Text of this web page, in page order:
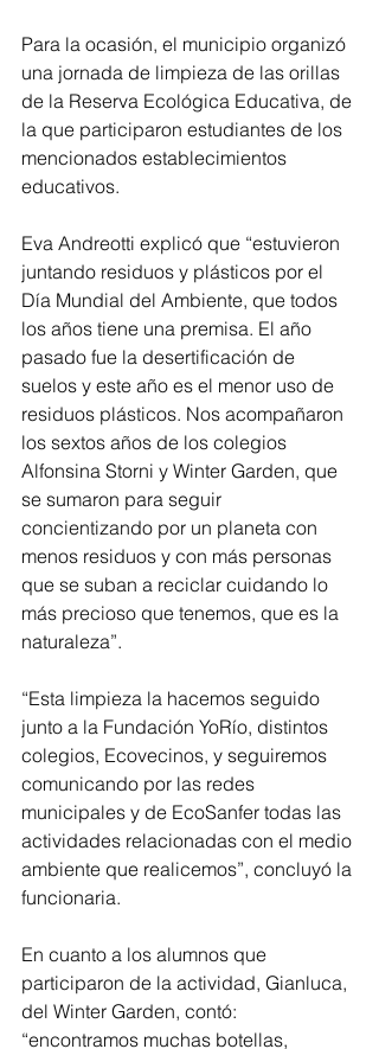
Para la ocasión, el municipio organizó
una jornada de limpieza de las orillas
de la Reserva Ecológica Educativa, de
la que participaron estudiantes de los
mencionados establecimientos
educativos.
Eva Andreotti explicó que “estuvieron
juntando residuos y plásticos por el
Día Mundial del Ambiente, que todos
los años tiene una premisa. El año
pasado fue la desertificación de
suelos y este año es el menor uso de
residuos plásticos. Nos acompañaron
los sextos años de los colegios
Alfonsina Storni y Winter Garden, que
se sumaron para seguir
concientizando por un planeta con
menos residuos y con más personas
que se suban a reciclar cuidando lo
más precioso que tenemos, que es la
naturaleza”.
“Esta limpieza la hacemos seguido
junto a la Fundación YoRío, distintos
colegios, Ecovecinos, y seguiremos
comunicando por las redes
municipales y de EcoSanfer todas las
actividades relacionadas con el medio
ambiente que realicemos”, concluyó la
funcionaria.
En cuanto a los alumnos que
participaron de la actividad, Gianluca,
del Winter Garden, contó:
“encontramos muchas botellas,